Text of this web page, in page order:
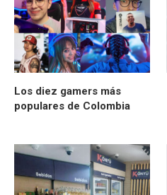
Los diez gamers más
populares de Colombia